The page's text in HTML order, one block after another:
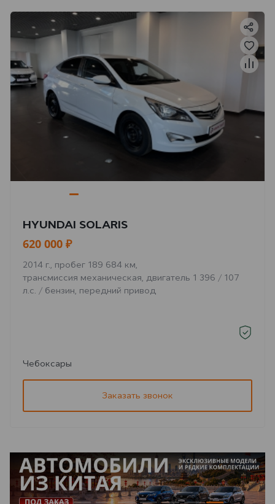
HYUNDAI SOLARIS
620 000 ₽
2014 г., пробег 189 684 км,
трансмиссия механическая, двигатель 1 396 / 107
л.с. / бензин, передний привод
Чебоксары
Заказать звонок